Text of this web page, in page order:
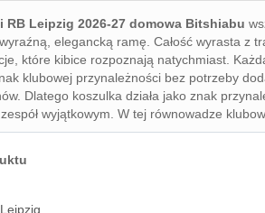
RB Leipzig 2026-27 domowa Bitshiabu
elegancką ramę. Całość wyrasta z
które kibice rozpoznają natychmiast.
klubowej przynależności bez potrzeby
Dlatego koszulka działa jako znak
wyjątkowym. W tej równowadze